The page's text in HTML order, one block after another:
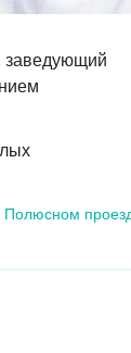
заведующий